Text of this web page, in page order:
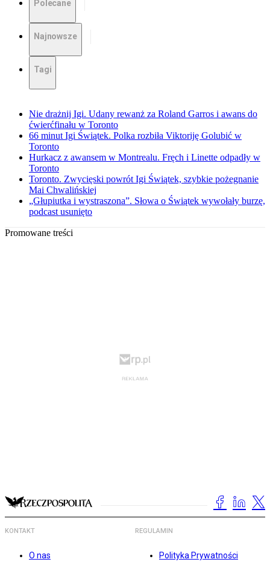
Polecane
Najnowsze
Tagi
Nie drażnij Igi. Udany rewanż za Roland Garros i awans do
ćwierćfinału w Toronto
66 minut Igi Świątek. Polka rozbiła Viktoriję Golubić w
Toronto
Hurkacz z awansem w Montrealu. Fręch i Linette odpadły w
Toronto
Toronto. Zwycięski powrót Igi Świątek, szybkie pożegnanie
Mai Chwalińskiej
„Głupiutka i wystraszona”. Słowa o Świątek wywołały burzę,
podcast usunięto
Promowane treści
KONTAKT
O nas
REGULAMIN
Polityka Prywatności